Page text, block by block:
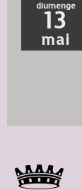
diumenge
13
mai